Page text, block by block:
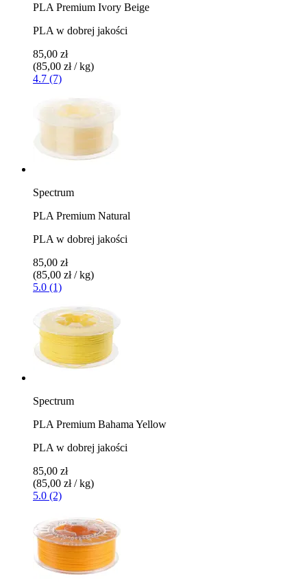
PLA Premium Ivory Beige
PLA w dobrej jakości
85,00 zł
(85,00 zł / kg)
4.7 (7)
Spectrum
PLA Premium Natural
PLA w dobrej jakości
85,00 zł
(85,00 zł / kg)
5.0 (1)
Spectrum
PLA Premium Bahama Yellow
PLA w dobrej jakości
85,00 zł
(85,00 zł / kg)
5.0 (2)